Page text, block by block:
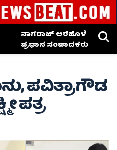
ನಾಗರಾಜ್ ಅರೆಹೊಳೆ
ಪ್ರಧಾನ ಸಂಪಾದಕರು
ಪವಿತ್ರಾಗೌಡ
ಪತ್ರ